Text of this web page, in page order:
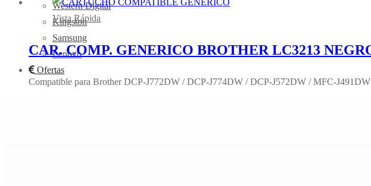
Western Digital
Kingston
Samsung
Lenovo
Ofertas
Vista Rápida
CAR. COMP. GENERICO BROTHER LC3213
Compatible para Brother DCP-J772DW / DCP-J774DW / DCP-J572DW / MFC-